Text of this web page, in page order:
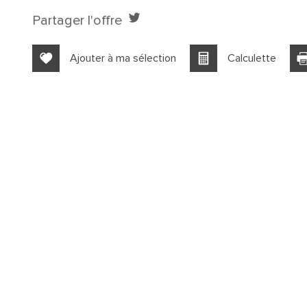
+
Partager l'offre
Ajouter à ma sélection Calculette